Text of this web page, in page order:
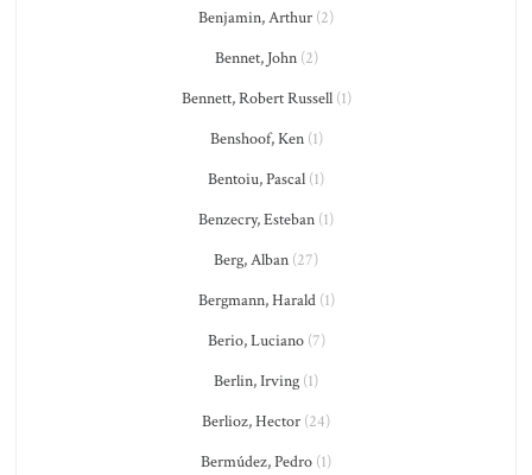
Benjamin, Arthur (2)
Bennet, John(2)
Bennett, Robert Russell(1)
Benshoof, Ken(1)
Bentoiu, Pascal (1)
Benzecry, Esteban (1)
Berg, Alban (27)
Bergmann, Harald(1)
Berio, Luciano(7)
Berlin, Irving (1)
Berlioz, Hector (24)
Bermúdez, Pedro (1)